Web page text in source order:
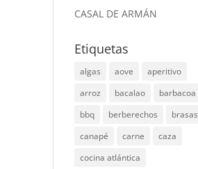
CASAL DE ARMÁN
Etiquetas
algas aove
aperitivo
arroz
bacalao
barbacoa
bbq
berberechos
brasas
canapé
carne
caza
cocina atlántica